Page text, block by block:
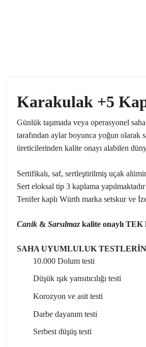
Karakulak +5
Günlük taşımada veya operasyonel
tarafından aylar boyunca yoğun olarak
üreticilerinden kalite onayı alabilen
Sertifikalı, saf, sertleştirilmiş uçak
Sert eloksal tip 3 kaplama yapılmaktadır
Tenifer kaplı Würth marka setskur ve
Canik & Sarsılmaz kalite onaylı TEK
SAHA UYUMLULUK
10.000 Dolum testi
Düşük ışık yansıtıcılığı testi
Korozyon ve asit testi
Darbe dayanım testi
Serbest düşüş testi